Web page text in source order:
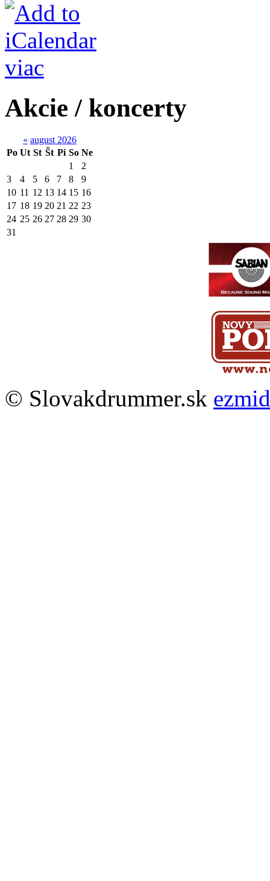
viac
Akcie / koncerty
« august 2026
Po Ut St Št Pi So Ne
1
2
3
4 5 6 7 8
9
10 11 12 13 14 15 16
17 18 19 20 21 22 23
24 25 26 27 28 29 30
31
© Slovakdrummer.sk